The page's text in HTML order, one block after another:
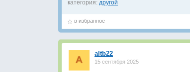
категория: другой
в избранное
altb22
15 сентября 2025